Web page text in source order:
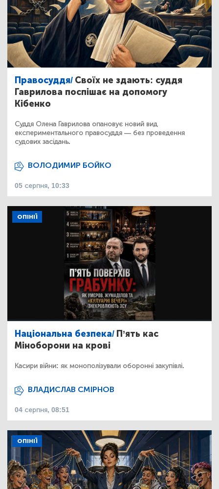
Правосуддя/ Своїх не здають: суддя
Гаврилова поспішає на допомогу
Кібенко
Суддя Олена Гаврилова опановує новий вид
експериментального правосуддя — без проведення
судових засідань.
ВОЛОДИМИР БОЙКО
05 серпня, 10:33
ОПІНІЇ
Національна безпека/ П’ять кас
Міноборони на крові
Касири війни: як монополізували оборонні закупівлі.
ВЛАДИСЛАВ СМІРНОВ
04 серпня, 08:51
ОПІНІЇ